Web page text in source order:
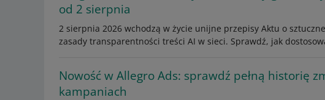
od 2 sierpnia
2 sierpnia 2026 wchodzą w życie unijne przepisy Aktu o
zasady transparentności treści AI w sieci. Sprawdź, jak
Nowość w Allegro Ads: sprawdź pełną historię
kampaniach